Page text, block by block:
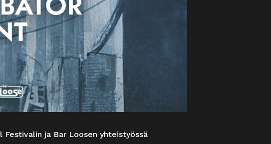
Festivalin ja Bar Loosen yhteistyössä